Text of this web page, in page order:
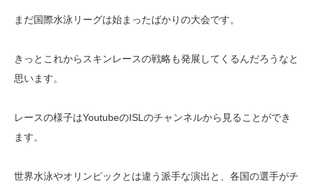
まだ国際水泳リーグは始まったばかりの大会です。
きっとこれからスキンレースの戦略も発展してくるんだろうなと
思います。
レースの様子はYoutubeのISLのチャンネルから見ることができ
ます。
世界水泳やオリンピックとは違う派手な演出と、各国の選手がチ